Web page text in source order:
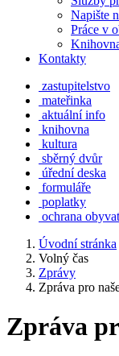
Napište
Práce v
Kontakty
zastupitelstvo
mateřinka
aktuální info
knihovna
kultura
sběrný dvůr
úřední deska
formuláře
poplatky
ochrana
Úvodní stránka
Volný čas
Zprávy
Zpráva pro
Zpráva